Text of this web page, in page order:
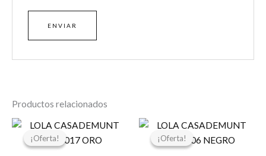
Productos relacionados
¡Oferta!
¡Oferta!
El
original
El
actual
¡Oferta!
¡Oferta!
El
original
El
actual